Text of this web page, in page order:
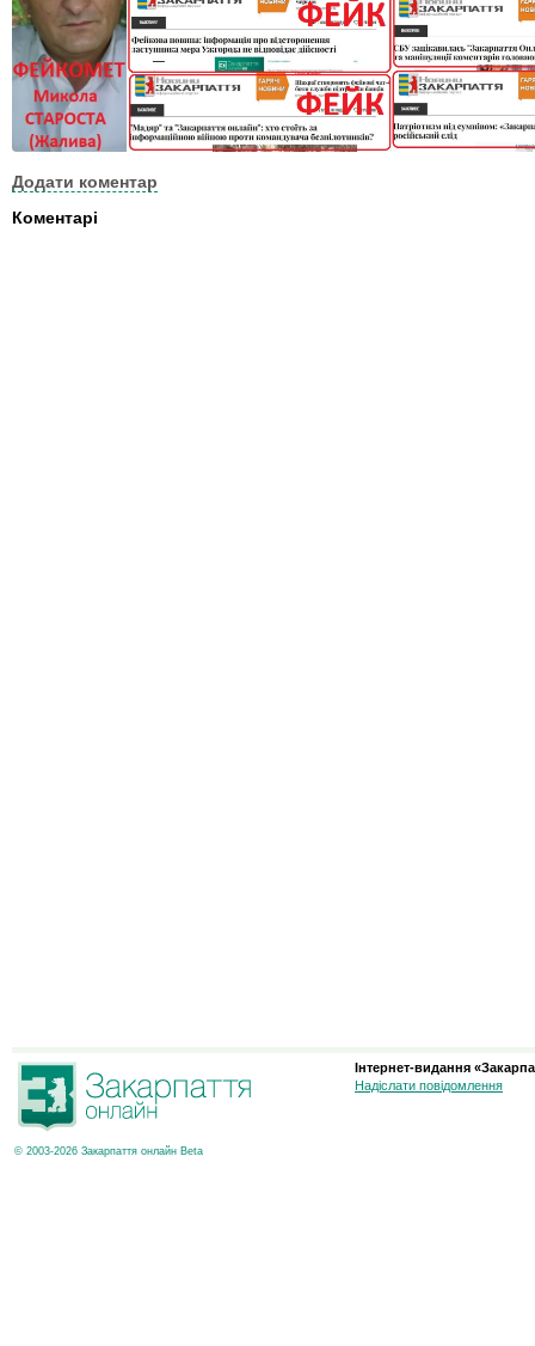
Додати коментар
Коментарі
© 2003-2026 Закарпаття онлайн Beta
Інтернет-видання
Надіслати повідомлення